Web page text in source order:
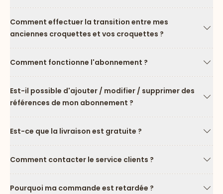
Comment effectuer la transition entre mes
anciennes croquettes et vos croquettes ?
Comment fonctionne l'abonnement ?
Est-il possible d'ajouter / modifier / supprimer des
références de mon abonnement ?
Est-ce que la livraison est gratuite ?
Comment contacter le service clients ?
Pourquoi ma commande est retardée ?